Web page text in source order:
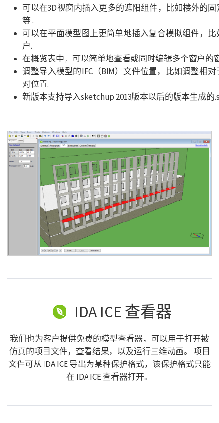
可以在3D视窗内插入更多的遮阳组件，比如楼外的
等 .
可以在平面模型图上更简单地插入复合模拟组件，
户.
在概览表中，可以简单地查看或同时编辑多个窗户的
调整导入模型的IFC（BIM）文件位置，比如调整相
对位置.
新版本支持导入sketchup 2013版本以后的版本生成的
IDA ICE 查看器
我们也为客户提供免费的模型查看器，可以用于打开被
仿真的项目文件，查看结果，以及运行三维动画。 项目
文件可从 IDA ICE 导出为某种保护格式，该保护格式只能
在 IDA ICE 查看器打开。